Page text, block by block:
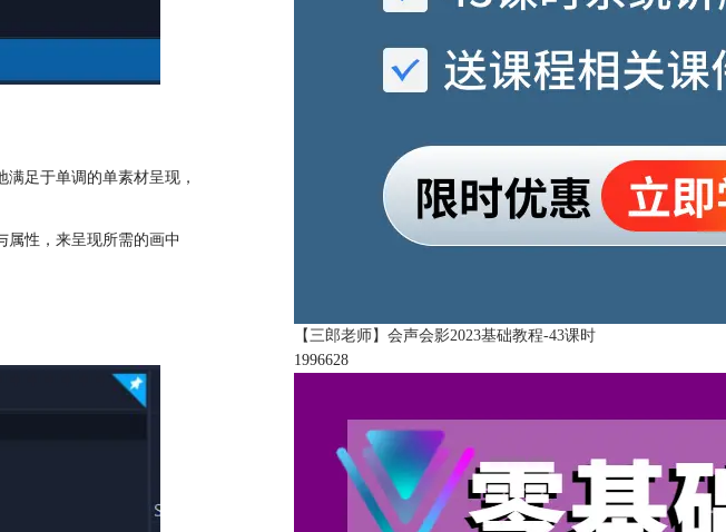
足于单调的单素材呈现，
属性，来呈现所需的画中
【三郎老师】会声会影2023基础教程-43课时
1996628